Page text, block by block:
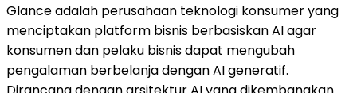
Glance adalah perusahaan teknologi konsumer yang
menciptakan platform bisnis berbasiskan AI agar
konsumen dan pelaku bisnis dapat mengubah
pengalaman berbelanja dengan AI generatif.